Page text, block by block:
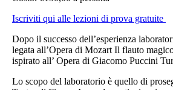
Iscriviti qui alle lezioni di prova gratuite
Dopo il successo dell’esperienza
legata all’Opera di Mozart Il flauto
ispirato all’ Opera di Giacomo Puccini
Lo scopo del laboratorio è quello di